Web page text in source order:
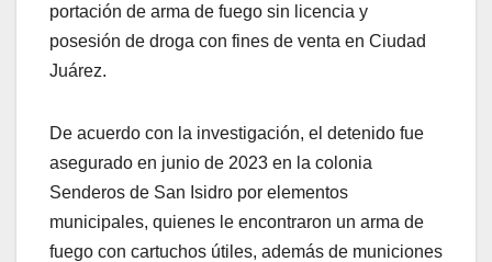
portación de arma de fuego sin licencia y
posesión de droga con fines de venta en Ciudad
Juárez.
De acuerdo con la investigación, el detenido fue
asegurado en junio de 2023 en la colonia
Senderos de San Isidro por elementos
municipales, quienes le encontraron un arma de
fuego con cartuchos útiles, además de municiones